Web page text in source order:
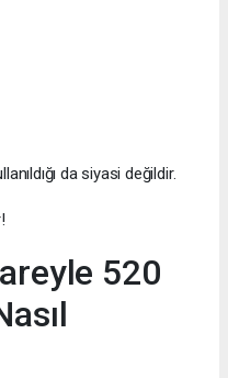
da siyasi değildir.
520